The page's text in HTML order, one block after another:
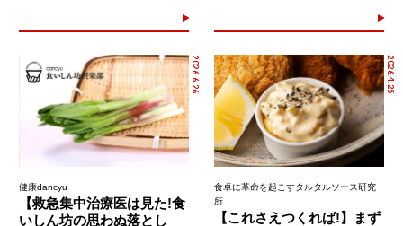
2026.6.26
健康dancyu
【救急集中治療医は見た!食
いしん坊の思わぬ落とし
2026.4.25
食卓に革命を起こすタルタルソース研究
所
【これさえつくれば!】まず